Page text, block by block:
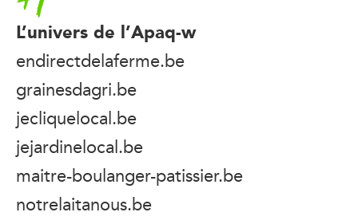
L’univers de l’Apaq-w
endirectdelaferme.be
grainesdagri.be
jecliquelocal.be
jejardinelocal.be
maitre-boulanger-patissier.be
notrelaitanous.be